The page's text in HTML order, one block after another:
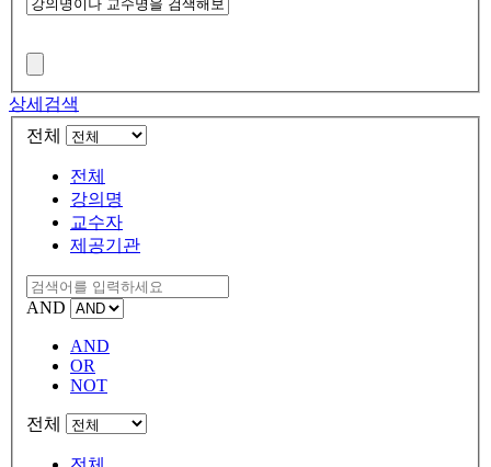
상세검색
전체
전체
강의명
교수자
제공기관
AND
AND
OR
NOT
전체